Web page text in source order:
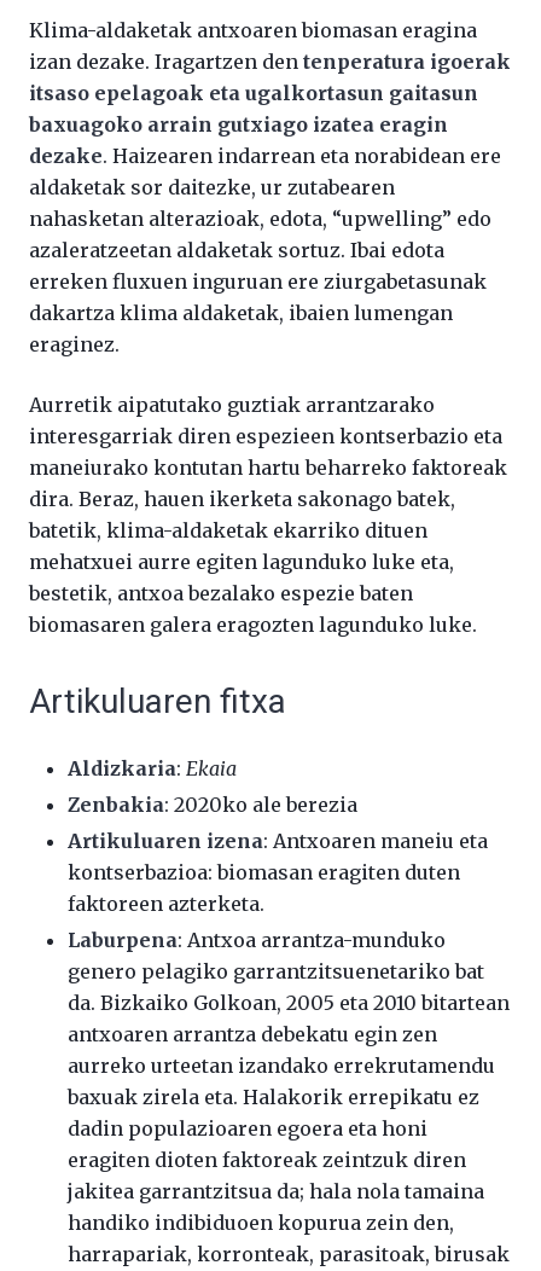
Klima-aldaketak antxoaren biomasan eragina
izan dezake. Iragartzen den tenperatura igoerak
itsaso epelagoak eta ugalkortasun gaitasun
baxuagoko arrain gutxiago izatea eragin
dezake. Haizearen indarrean eta norabidean ere
aldaketak sor daitezke, ur zutabearen
nahasketan alterazioak, edota, “upwelling” edo
azaleratzeetan aldaketak sortuz. Ibai edota
erreken fluxuen inguruan ere ziurgabetasunak
dakartza klima aldaketak, ibaien lumengan
eraginez.
Aurretik aipatutako guztiak arrantzarako
interesgarriak diren espezieen kontserbazio eta
maneiurako kontutan hartu beharreko faktoreak
dira. Beraz, hauen ikerketa sakonago batek,
batetik, klima-aldaketak ekarriko dituen
mehatxuei aurre egiten lagunduko luke eta,
bestetik, antxoa bezalako espezie baten
biomasaren galera eragozten lagunduko luke.
Artikuluaren fitxa
Aldizkaria: Ekaia
Zenbakia: 2020ko ale berezia
Artikuluaren izena: Antxoaren maneiu eta
kontserbazioa: biomasan eragiten duten
faktoreen azterketa.
Laburpena: Antxoa arrantza-munduko
genero pelagiko garrantzitsuenetariko bat
da. Bizkaiko Golkoan, 2005 eta 2010 bitartean
antxoaren arrantza debekatu egin zen
aurreko urteetan izandako errekrutamendu
baxuak zirela eta. Halakorik errepikatu ez
dadin populazioaren egoera eta honi
eragiten dioten faktoreak zeintzuk diren
jakitea garrantzitsua da; hala nola tamaina
handiko indibiduoen kopurua zein den,
harrapariak, korronteak, parasitoak, birusak